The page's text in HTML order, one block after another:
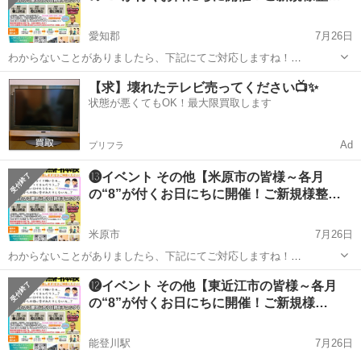
愛知郡
7月26日
わからないことがありましたら、下記にてご対応しますね！
https://lin.ee/ALMeD11 ↑もしくは「ライン」で『@002ideed』まで！
■■■■■■■ご覧いただき有...
滋賀 愛知郡 その他 サロン
【求】壊れたテレビ売ってください📺✨
状態が悪くてもOK！最大限買取します
プリフラ Ad
⓭イベント その他【米原市の皆様～各月
の“8”が付くお日にちに開催！ご新規様整…
米原市
7月26日
わからないことがありましたら、下記にてご対応しますね！
https://lin.ee/ALMeD11 ↑もしくは「ライン」で『@002ideed』まで！
■■■■■■■ご覧いただき有...
滋賀 米原市 その他
⓬イベント その他【東近江市の皆様～各月
の“8”が付くお日にちに開催！ご新規様…
能登川駅
7月26日